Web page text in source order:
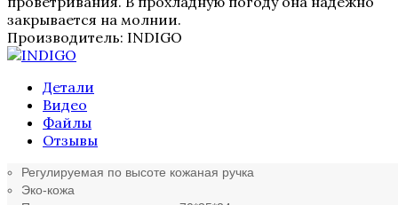
закрывается на молнии.
Производитель: INDIGO
Детали
Видео
Файлы
Отзывы
Регулируемая по высоте кожаная ручка
Эко-кожа